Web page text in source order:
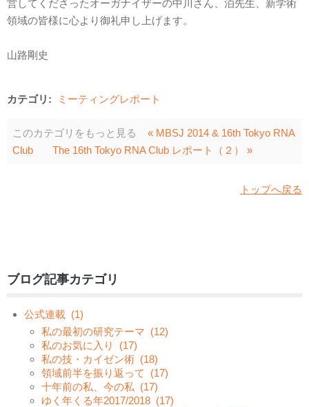
営してくださったオーガナイザーの中川さん、泊先生、新学術
領域の皆様に心より御礼申し上げます。
山路剛史
カテゴリ: ミーティングレポート
このカテゴリをもっと見る
« MBSJ 2014 & 16th Tokyo RNA
Club
The 16th Tokyo RNA Club レポート（２） »
トップへ戻る
ブログ記事カテゴリ
公式連載 (1)
私の最初の研究テーマ (12)
私のお気に入り
(17)
私の技・カイゼン術 (18)
領域前半を振り返って
(17)
十年前の私、今の私 (17)
ゆく年くる年2017/2018 (17)